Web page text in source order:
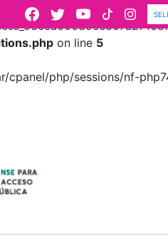
on line 5
cpanel/php/sessions/nf-